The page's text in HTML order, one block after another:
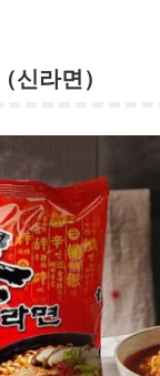
신라면）